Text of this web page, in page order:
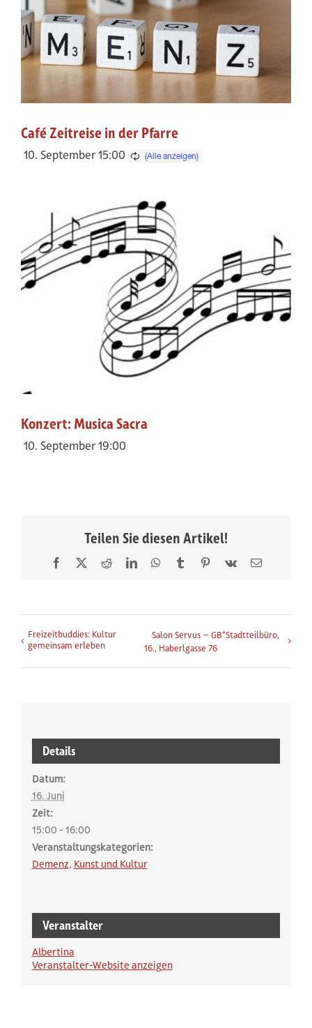
Café Zeitreise in der Pfarre
10. September 15:00
Konzert: Musica Sacra
10. September 19:00
Teilen Sie diesen Artikel!
Facebook
X RedditLinkedInWhatsApp
TumblrPinterest
Vk
E-
Veranstaltung-Navigation
Freizeitbuddies: Kultur
gemeinsam erleben
Salon Servus – GB*Stadtteilbüro,
16., Haberlgasse 76
Details
Datum:
16. Juni
Zeit:
15:00 - 16:00
Veranstaltungskategorien:
Demenz, Kunst und Kultur
Veranstalter
Albertina
Veranstalter-Website anzeigen